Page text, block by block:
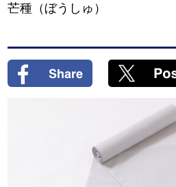
芒種（ぼうしゅ）